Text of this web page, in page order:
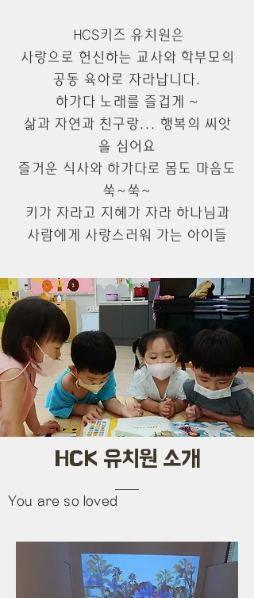
HCS키즈 유치원은
사랑으로 헌신하는 교사와 학부모의
공동 육아로 자라납니다.
하가다 노래를 즐겁게 ~
삶과 자연과 친구랑... 행복의 씨앗
을 심어요
즐거운 식사와 하가다로 몸도 마음도
쑥~쑥~
키가 자라고 지혜가 자라 하나님과
사람에게 사랑스러워 가는 아이들
HCK 유치원 소개
You are so loved